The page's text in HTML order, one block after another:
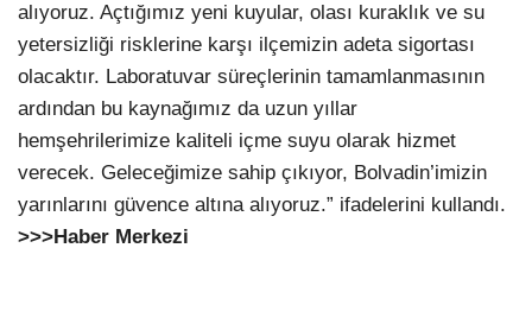
alıyoruz. Açtığımız yeni kuyular, olası kuraklık ve su
yetersizliği risklerine karşı ilçemizin adeta sigortası
olacaktır. Laboratuvar süreçlerinin tamamlanmasının
ardından bu kaynağımız da uzun yıllar
hemşehrilerimize kaliteli içme suyu olarak hizmet
verecek. Geleceğimize sahip çıkıyor, Bolvadin’imizin
yarınlarını güvence altına alıyoruz.” ifadelerini kullandı.
>>>Haber Merkezi